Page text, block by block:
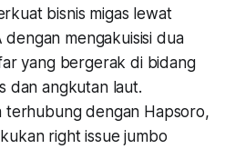
bisnis migas lewat
dengan mengakuisisi dua
yang bergerak di bidang
dan angkutan laut.
terhubung dengan Hapsoro,
right issue jumbo